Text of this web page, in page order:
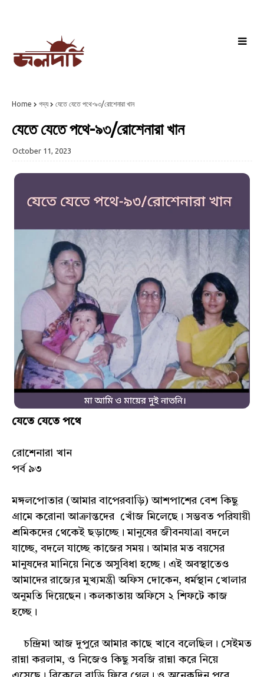
Home গদ্য যেতে যেতে পথে-৯৩/রোশেনারা খান
যেতে যেতে পথে-৯৩/রোশেনারা খান
October 11, 2023
যেতে যেতে পথে
রোশেনারা খান
পর্ব ৯৩
মঙ্গলপোতার (আমার বাপেরবাড়ি) আশপাশের বেশ কিছু
গ্রামে করোনা আক্রান্তদের খোঁজ মিলেছে। সম্ভবত পরিযায়ী
শ্রমিকদের থেকেই ছড়াচ্ছে। মানুষের জীবনযাত্রা বদলে
যাচ্ছে, বদলে যাচ্ছে কাজের সময়। আমার মত বয়সের
মানুষদের মানিয়ে নিতে অসুবিধা হচ্ছে। এই অবস্থাতেও
আমাদের রাজ্যের মুখ্যমন্ত্রী অফিস দোকেন, ধর্মস্থান খোলার
অনুমতি দিয়েছেন। কলকাতায় অফিসে ২ শিফটে কাজ
হচ্ছে।
চন্দ্রিমা আজ দুপুরে আমার কাছে খাবে বলেছিল। সেইমত
রান্না করলাম, ও নিজেও কিছু সবজি রান্না করে নিয়ে